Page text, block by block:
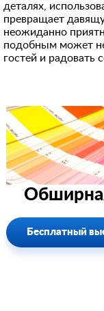
деталях,
превращает
неожиданно
подобным может
гостей и радовать
Бесплатный